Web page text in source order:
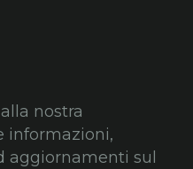
nostra
informazioni,
aggiornamenti sul